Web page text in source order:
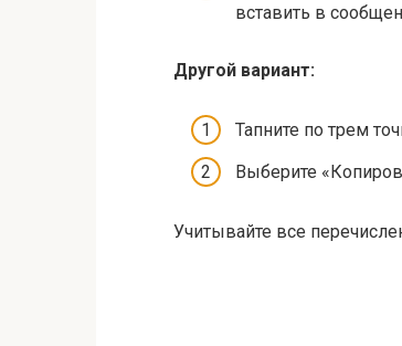
вставить в
Другой вариант:
Тапните по трем
Выберите
Учитывайте все